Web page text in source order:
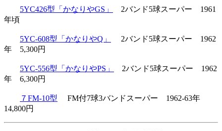
5YC426型「かなりやGS」
2バンド5球スーパー 1961
年頃
5YC-608型「かなりやQ」
2バンド5球スーパー 1962
年 5,300円
5YC-556型「かなりやPS」
2バンド5球スーパー 1962
年 6,300円
７FM-10型 FM付7球3バンドスーパー 1962-63年
14,800円